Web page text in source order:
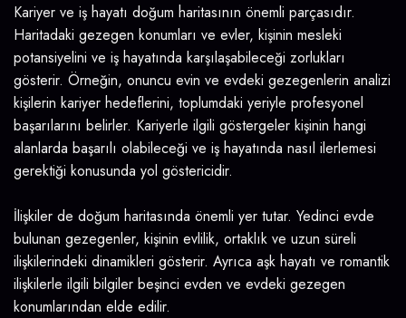
Kariyer ve iş hayatı doğum haritasının önemli parçasıdır.
Haritadaki gezegen konumları ve evler, kişinin mesleki
potansiyelini ve iş hayatında karşılaşabileceği zorlukları
gösterir. Örneğin, onuncu evin ve evdeki gezegenlerin analizi
kişilerin kariyer hedeflerini, toplumdaki yeriyle profesyonel
başarılarını belirler. Kariyerle ilgili göstergeler kişinin hangi
alanlarda başarılı olabileceği ve iş hayatında nasıl ilerlemesi
gerektiği konusunda yol göstericidir.
İlişkiler de doğum haritasında önemli yer tutar. Yedinci evde
bulunan gezegenler, kişinin evlilik, ortaklık ve uzun süreli
ilişkilerindeki dinamikleri gösterir. Ayrıca aşk hayatı ve romantik
ilişkilerle ilgili bilgiler beşinci evden ve evdeki gezegen
konumlarından elde edilir.